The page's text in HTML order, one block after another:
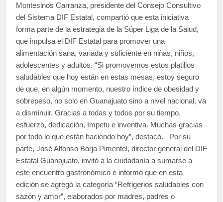
Montesinos Carranza, presidente del Consejo Consultivo
del Sistema DIF Estatal, compartió que esta iniciativa
forma parte de la estrategia de la Súper Liga de la Salud,
que impulsa el DIF Estatal para promover una
alimentación sana, variada y suficiente en niñas, niños,
adolescentes y adultos. “Si promovemos estos platillos
saludables que hoy están en estas mesas, estoy seguro
de que, en algún momento, nuestro índice de obesidad y
sobrepeso, no solo en Guanajuato sino a nivel nacional, va
a disminuir. Gracias a todas y todos por su tiempo,
esfuerzo, dedicación, ímpetu e inventiva. Muchas gracias
por todo lo que están haciendo hoy”, destacó. Por su
parte, José Alfonso Borja Pimentel, director general del DIF
Estatal Guanajuato, invitó a la ciudadanía a sumarse a
este encuentro gastronómico e informó que en esta
edición se agregó la categoría “Refrigerios saludables con
sazón y amor”, elaborados por madres, padres o